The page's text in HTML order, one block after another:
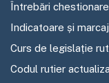
Întrebări
Indicatoare și
Curs de legislație
Codul rutier